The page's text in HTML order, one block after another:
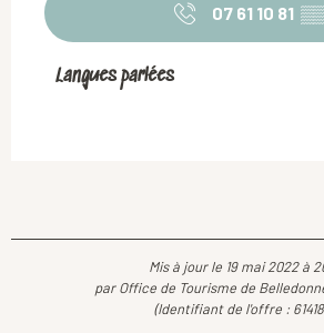
07 61 10 81 ▒▒
Langues parlées
Langues parlées
Mis à jour le 19 mai 2022 à
par Office de Tourisme de
(Identifiant de l'offre :